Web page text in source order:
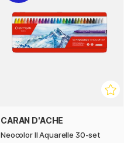
CARAN D'ACHE
Neocolor II Aquarelle 30-set